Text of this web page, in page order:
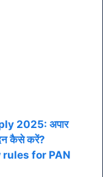
2025: अपार
कैसे करें?
rules for PAN